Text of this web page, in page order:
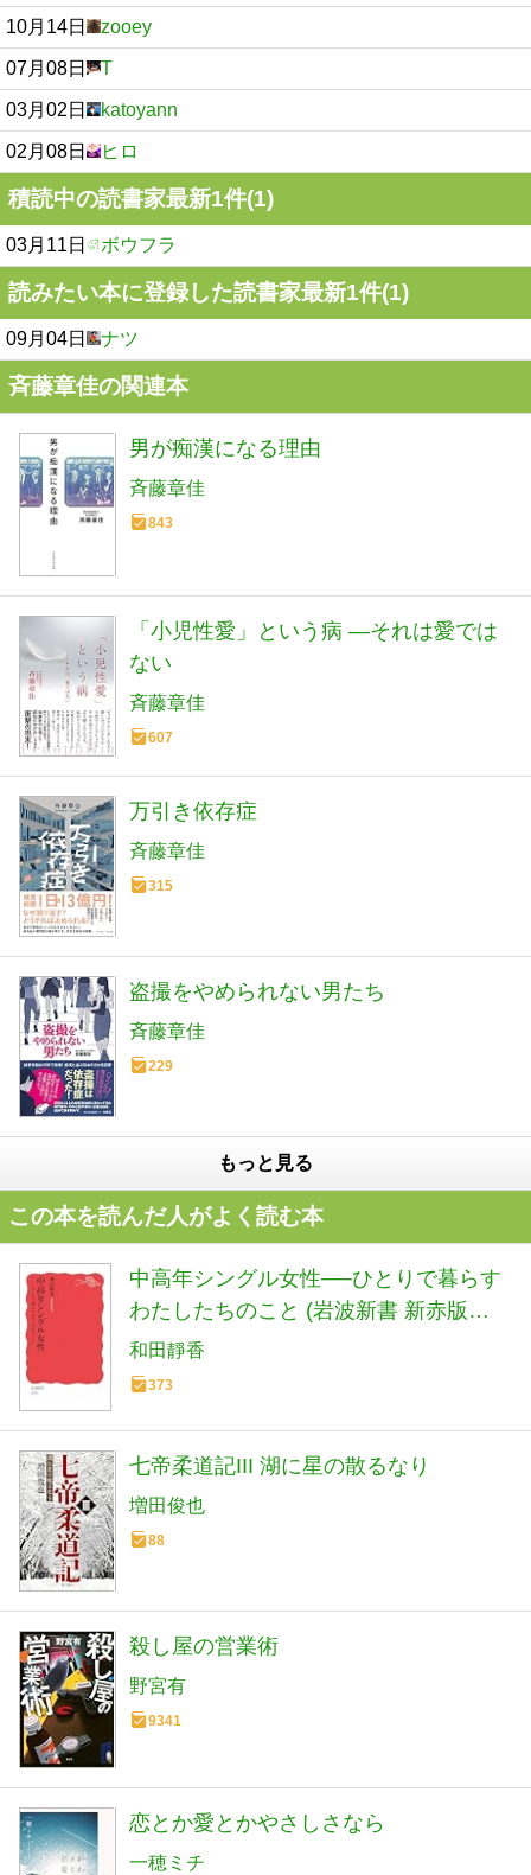
10月14日 zooey
07月08日 T
03月02日 katoyann
02月08日 ヒロ
積読中の読書家最新1件(1)
03月11日 ボウフラ
読みたい本に登録した読書家最新1件(1)
09月04日 ナツ
斉藤章佳の関連本
男が痴漢になる理由
斉藤章佳
843
「小児性愛」という病 ―それは愛では
ない
斉藤章佳
607
万引き依存症
斉藤章佳
315
盗撮をやめられない男たち
斉藤章佳
229
もっと見る
この本を読んだ人がよく読む本
中高年シングル女性──ひとりで暮らす
わたしたちのこと (岩波新書 新赤版
2093)
和田靜香
373
七帝柔道記III 湖に星の散るなり
増田俊也
88
殺し屋の営業術
野宮有
9341
恋とか愛とかやさしさなら
一穂ミチ